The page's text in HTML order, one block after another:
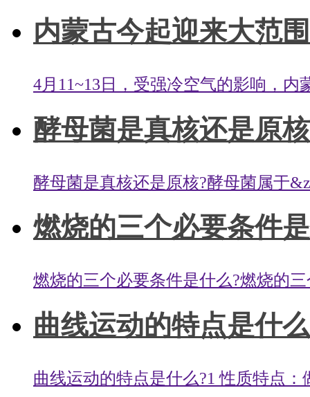
内蒙古今起迎来大范
4月11~13日，受强冷空气的影响，
酵母菌是真核还是原
酵母菌是真核还是原核?酵母菌属于
燃烧的三个必要条件
燃烧的三个必要条件是什么?燃烧的
曲线运动的特点是什
曲线运动的特点是什么?1 性质特点